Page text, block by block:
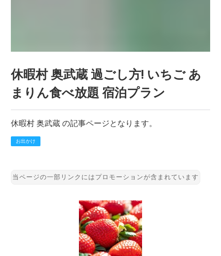
休暇村 奥武蔵 過ごし方! いちご あ
まりん食べ放題 宿泊プラン
休暇村 奥武蔵 の記事ページとなります。
お出かけ